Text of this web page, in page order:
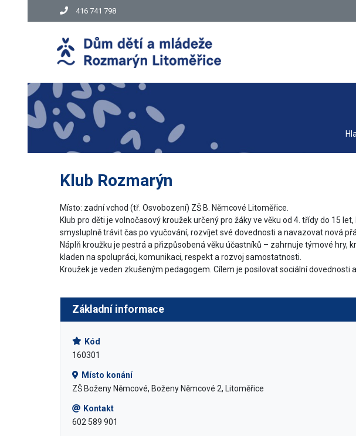
416 741 798
Klub Rozmarýn
Místo: zadní vchod (tř. Osvobození) ZŠ B. Němcové Litoměřice.
Klub pro děti je volnočasový kroužek určený pro žáky ve věku od 4. třídy do 15
smysluplně trávit čas po vyučování, rozvíjet své dovednosti a navazovat nová
Náplň kroužku je pestrá a přizpůsobená věku účastníků – zahrnuje týmové hry,
kladen na spolupráci, komunikaci, respekt a rozvoj samostatnosti.
Kroužek je veden zkušeným pedagogem. Cílem je posilovat sociální
Základní informace
Kód
160301
Místo konání
ZŠ Boženy Němcové, Boženy Němcové 2, Litoměřice
Kontakt
602 589 901